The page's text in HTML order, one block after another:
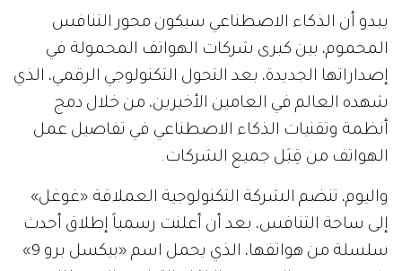
يبدو أن الذكاء الاصطناعي سيكون محور التنافس
المحموم، بين كبرى شركات الهواتف المحمولة في
إصداراتها الجديدة، بعد التحول التكنولوجي الرقمي، الذي
شهده العالم في العامين الأخيرين، من خلال دمج
أنظمة وتقنيات الذكاء الاصطناعي في تفاصيل عمل
الهواتف من قِبَل جميع الشركات.
واليوم، تنضم الشركة التكنولوجية العملاقة «غوغل»
إلى ساحة التنافس، بعد أن أعلنت رسمياً إطلاق أحدث
سلسلة من هواتفها، الذي يحمل اسم «بيكسل برو 9»